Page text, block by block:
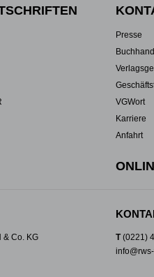
Presse
VGWort
Karriere
Anfahrt
& Co. KG
T(0221)